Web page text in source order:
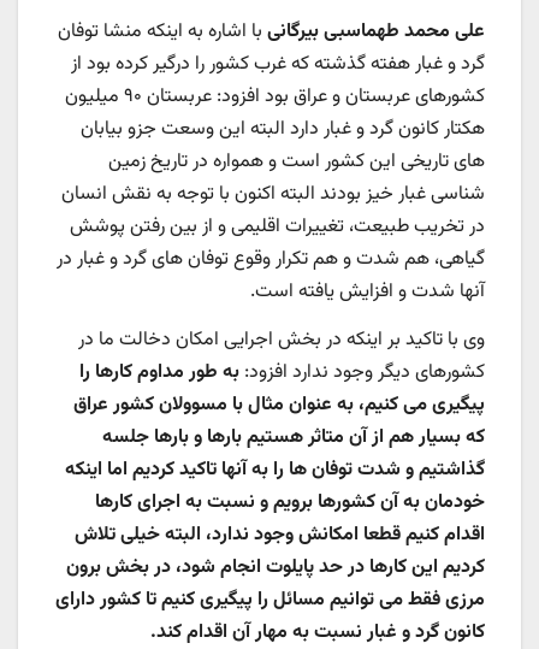
علی محمد طهماسبی بیرگانی با اشاره به اینکه منشا توفان
گرد و غبار هفته گذشته که غرب کشور را درگیر کرده بود از
کشورهای عربستان و عراق بود افزود: عربستان ۹۰ میلیون
هکتار کانون گرد و غبار دارد البته این وسعت جزو بیابان
های تاریخی این کشور است و همواره در تاریخ زمین
شناسی غبار خیز بودند البته اکنون با توجه به نقش انسان
در تخریب طبیعت، تغییرات اقلیمی و از بین رفتن پوشش
گیاهی، هم شدت و هم تکرار وقوع توفان های گرد و غبار در
آنها شدت و افزایش یافته است.
وی با تاکید بر اینکه در بخش اجرایی امکان دخالت ما در
کشورهای دیگر وجود ندارد افزود: به طور مداوم کارها را
پیگیری می کنیم، به عنوان مثال با مسوولان کشور عراق
که بسیار هم از آن متاثر هستیم بارها و بارها جلسه
گذاشتیم و شدت توفان ها را به آنها تاکید کردیم اما اینکه
خودمان به آن کشورها برویم و نسبت به اجرای کارها
اقدام کنیم قطعا امکانش وجود ندارد، البته خیلی تلاش
کردیم این کارها در حد پایلوت انجام شود، در بخش برون
مرزی فقط می توانیم مسائل را پیگیری کنیم تا کشور دارای
کانون گرد و غبار نسبت به مهار آن اقدام کند.